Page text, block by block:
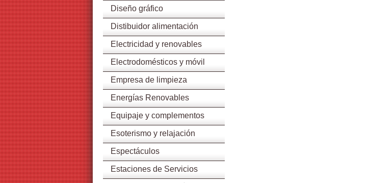
Diseño gráfico
Distibuidor alimentación
Electricidad y renovables
Electrodomésticos y móvil
Empresa de limpieza
Energías Renovables
Equipaje y complementos
Esoterismo y relajación
Espectáculos
Estaciones de Servicios